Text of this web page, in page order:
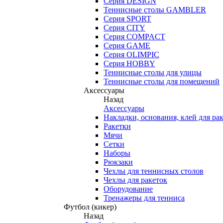
Теннисные столы GAMBLER
Серия SPORT
Серия CITY
Серия COMPACT
Серия GAME
Серия OLIMPIC
Серия HOBBY
Теннисные столы для улицы
Теннисные столы для помещений
Аксессуары
Назад
Аксессуары
Накладки, основания, клей для
Ракетки
Мячи
Сетки
Наборы
Рюкзаки
Чехлы для теннисных столов
Чехлы для ракеток
Оборудование
Тренажеры для тенниса
Футбол (кикер)
Назад